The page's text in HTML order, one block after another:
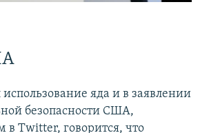
яда и в заявлении
безопасности США,
в Twitter, говорится, что